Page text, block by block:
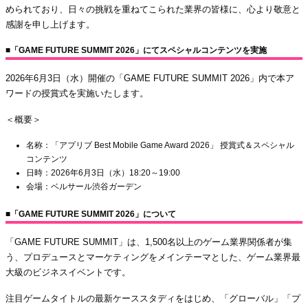
められており、日々の挑戦を重ねてこられた業界の皆様に、心より敬意と
感謝を申し上げます。
■「GAME FUTURE SUMMIT 2026」にてスペシャルコンテンツを実施
2026年6月3日（水）開催の「GAME FUTURE SUMMIT 2026」内で本ア
ワードの授賞式を実施いたします。
＜概要＞
名称：「アプリブ Best Mobile Game Award 2026」 授賞式＆スペシャル
コンテンツ
日時：2026年6月3日（水）18:20～19:00
会場：ベルサール渋谷ガーデン
■「GAME FUTURE SUMMIT 2026」について
「GAME FUTURE SUMMIT」は、1,500名以上のゲーム業界関係者が集
う、プロデュースとマーケティングをメインテーマとした、ゲーム業界最
大級のビジネスイベントです。
注目ゲームタイトルの最新ケーススタディをはじめ、「グローバル」「プ